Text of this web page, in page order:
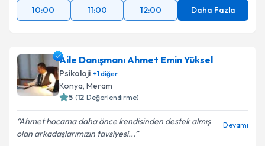
10:00
11:00 12:00 Daha Fazla
Aile Danışmanı Ahmet Emin Yüksel
Psikoloji diğer
Konya, Meram
( Değerlendirme)
Ahmet hocama daha önce kendisinden destek almış
olan arkadaşlarımızın tavsiyesi...